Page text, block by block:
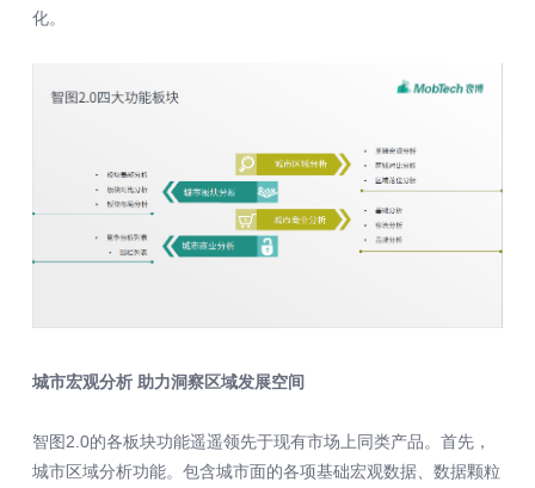
化。
城市宏观分析 助力洞察区域发展空间
智图2.0的各板块功能遥遥领先于现有市场上同类产品。首先，
城市区域分析功能。包含城市面的各项基础宏观数据、数据颗粒